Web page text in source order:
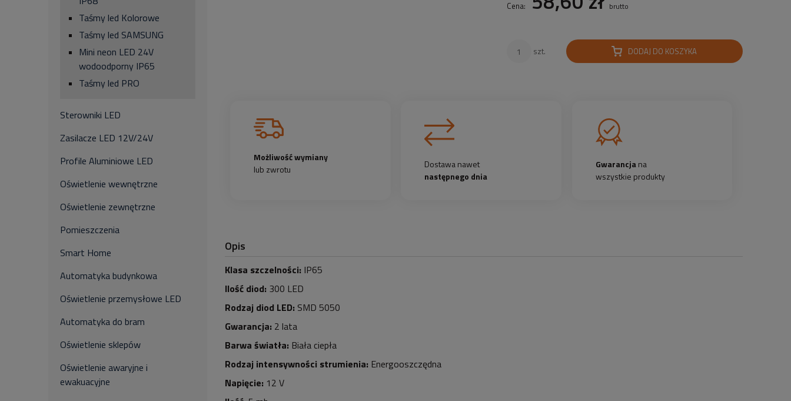
Taśmy led Kolorowe
Taśmy led SAMSUNG
Mini neon LED 24V
wodoodporny IP65
Taśmy led PRO
Sterowniki LED
Zasilacze LED 12V/24V
Profile Aluminiowe LED
Oświetlenie wewnętrzne
Oświetlenie zewnętrzne
Pomieszczenia
Smart Home
Automatyka budynkowa
Oświetlenie przemysłowe LED
Automatyka do bram
Oświetlenie sklepów
Oświetlenie awaryjne i
ewakuacyjne
Cena: brutto
szt. DODAJ DO KOSZYKA
Możliwość wymiany
lub zwrotu
Dostawa nawet
następnego dnia
Gwarancjana
wszystkie produkty
Opis
Klasa szczelności: IP65
Ilość diod: 300 LED
Rodzaj diod LED: SMD 5050
Gwarancja: 2 lata
Barwa światła: Biała ciepła
Rodzaj intensywności strumienia: Energooszczędna
Napięcie: 12 V